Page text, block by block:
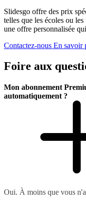
Slidesgo offre des prix
telles que les écoles ou
une offre personnalisée
Contactez-nous En savoir
Foire aux
Mon abonnement
automatiquement ?
Oui. À moins que vous